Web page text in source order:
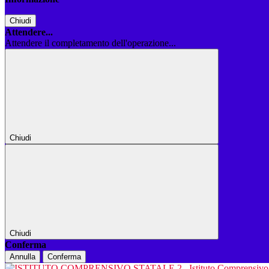
Chiudi
Attendere...
Attendere il completamento dell'operazione...
Chiudi
Chiudi
Conferma
Annulla Conferma